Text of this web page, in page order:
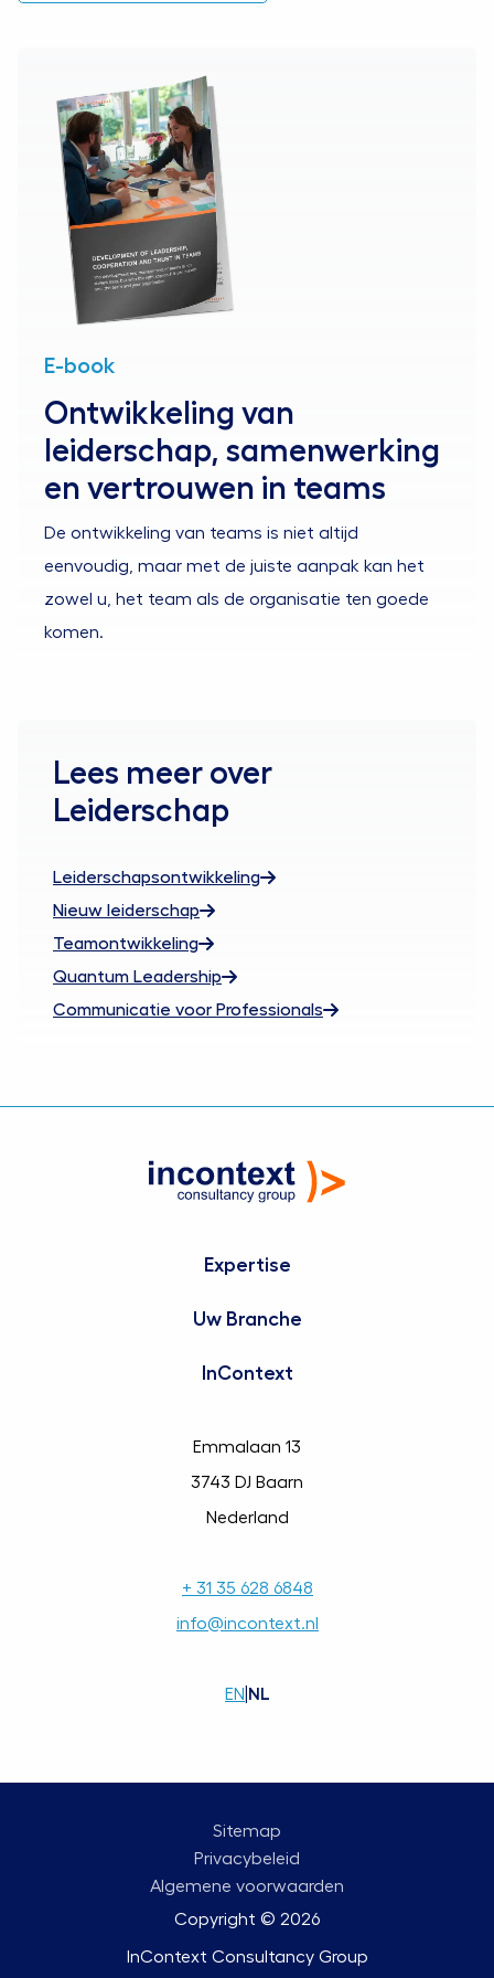
E-book
Ontwikkeling van
leiderschap, samenwerking
en vertrouwen in teams
De ontwikkeling van teams is niet altijd
eenvoudig, maar met de juiste aanpak kan het
zowel u, het team als de organisatie ten goede
komen.
Lees meer over
Leiderschap
Leiderschapsontwikkeling
Nieuw leiderschap
Teamontwikkeling
Quantum Leadership
Communicatie voor Professionals
Expertise
Uw Branche
InContext
Emmalaan 13
3743 DJ Baarn
Nederland
+ 31 35 628 6848
info@incontext.nl
EN NL
Copyright © 2026
InContext Consultancy Group
Sitemap
Privacybeleid
Algemene voorwaarden